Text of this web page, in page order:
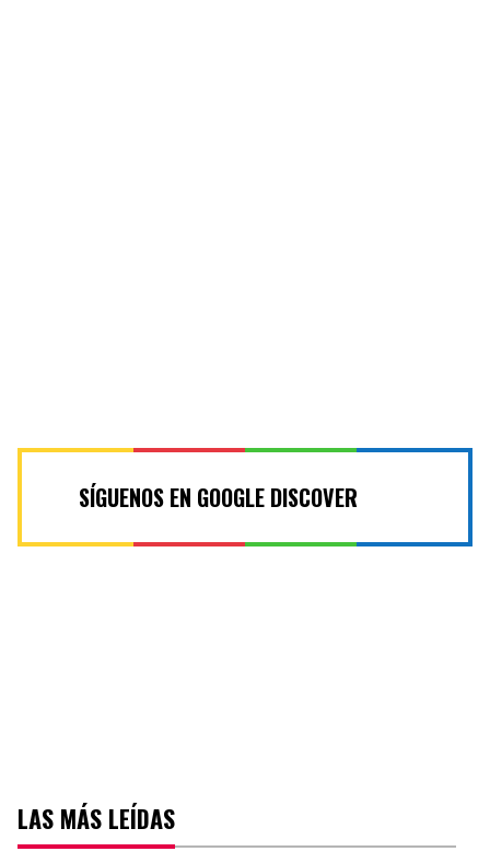
SÍGUENOS EN GOOGLE DISCOVER
LAS MÁS LEÍDAS